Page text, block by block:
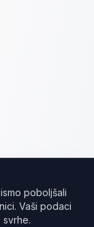
poboljšali
Vaši podaci
svrhe.